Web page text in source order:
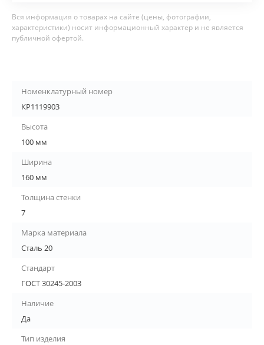
Вся информация о товарах на сайте (цены, фотографии,
характеристики) носит информационный характер и не является
публичной офертой.
Номенклатурный номер
КР1119903
Высота
100 мм
Ширина
160 мм
Толщина стенки
7
Марка материала
Сталь 20
Стандарт
ГОСТ 30245-2003
Наличие
Да
Тип изделия